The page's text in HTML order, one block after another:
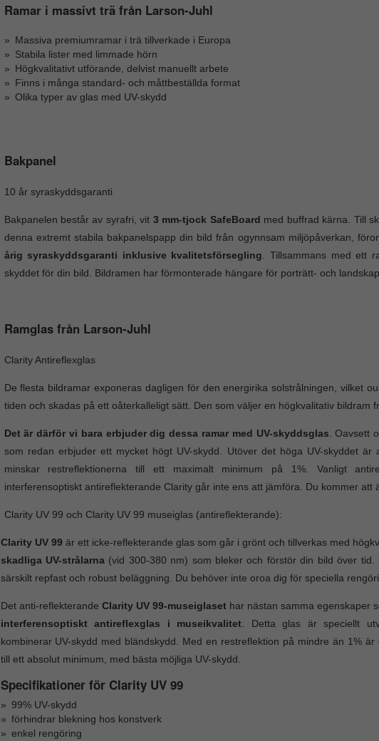
Ramar i massivt trä från Larson-Juhl
Massiva premiumramar i trä tillverkade i Europa
Stabila lister med limmade hörn
Högkvalitativt utförande, delvist manuellt arbete
Finns i många standard- och måttbeställda format
Olika typer av glas med UV-skydd
Bakpanel
10 år syraskyddsgaranti
Bakpanelen består av syrafri, vit 3 mm-tjock SafeBoard med buffrad kärna. Till
denna extremt stabila bakpanelspapp din bild från ogynnsam miljöpåverkan,
årig syraskyddsgaranti inklusive kvalitetsförsegling . Tillsammans med ett
skyddet för din bild. Bildramen har förmonterade hängare för porträtt- och
Ramglas från Larson-Juhl
Clarity Antireflexglas
De flesta bildramar exponeras dagligen för den energirika solstrålningen, vilket
tiden och skadas på ett oåterkalleligt sätt. Den som väljer en högkvalitativ bildram
Det är därför vi bara erbjuder dig dessa ramar med UV-skyddsglas . Oavsett
som redan erbjuder ett mycket högt UV-skydd. Utöver det höga UV-skyddet är
minskar restreflektionerna till ett maximalt minimum på 1%. Vanligt
interferensoptiskt antireflekterande Clarity går inte ens att jämföra. Du kommer att
Clarity UV 99 och Clarity UV 99 museiglas (antireflekterande):
Clarity UV 99 är ett icke-reflekterande glas som går i grönt och tillverkas med
skadliga UV-strålarna (vid 300-380 nm) som bleker och förstör din bild över
särskilt repfast och robust beläggning. Du behöver inte oroa dig för speciella
Det anti-reflekterande Clarity UV 99-museiglasethar nästan samma egenskaper
interferensoptiskt antireflexglas i museikvalitet . Detta glas är speciellt
kombinerar UV-skydd med bländskydd. Med en restreflektion på mindre än 1%
till ett absolut minimum, med bästa möjliga UV-skydd.
Specifikationer för Clarity UV 99
99% UV-skydd
förhindrar blekning hos konstverk
enkel rengöring